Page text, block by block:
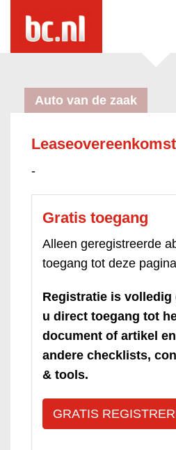
Auto van de zaak
-
Gratis toegang
Alleen geregistreerde
toegang tot deze
Registratie is volledig
u direct toegang tot
document of artikel
andere checklists,
& tools.
GRATIS